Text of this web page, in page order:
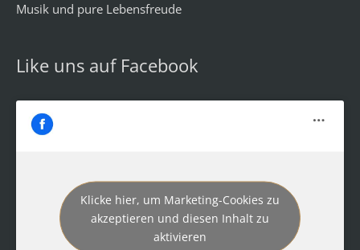
Musik und pure Lebensfreude
Like uns auf Facebook
Klicke hier, um Marketing-Cookies zu
akzeptieren und diesen Inhalt zu
aktivieren